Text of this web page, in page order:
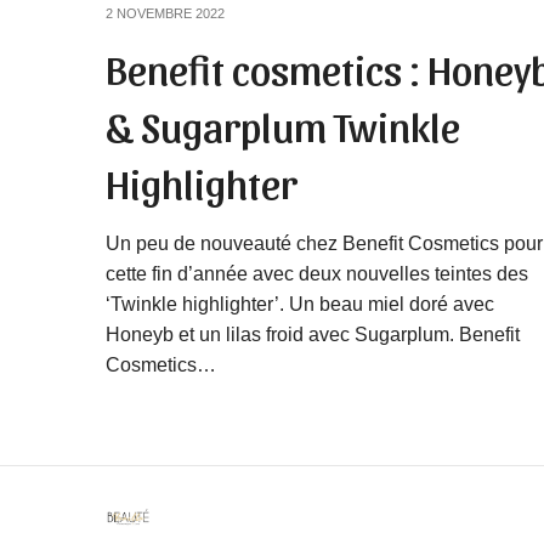
2 NOVEMBRE 2022
Benefit cosmetics :
& Sugarplum Twinkle
Highlighter
Un peu de nouveauté chez Benefit Cosmetics pour
cette fin d’année avec deux nouvelles teintes des
‘Twinkle highlighter’. Un beau miel doré avec
Honeyb et un lilas froid avec Sugarplum. Benefit
Cosmetics…